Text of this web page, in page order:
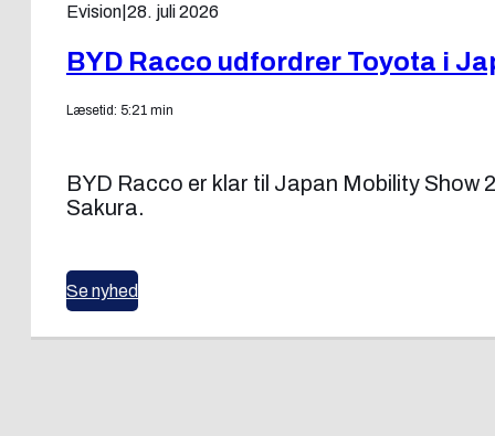
Evision 28. juli 2026
BYD Racco udfordrer Toyota i
Læsetid: 5:21 min
BYD Racco er klar til Japan Mobility Show
Sakura.
Se nyhed